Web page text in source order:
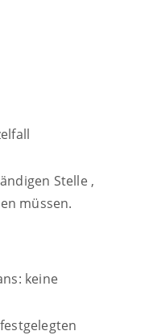
Stelle ,
müssen.
keine